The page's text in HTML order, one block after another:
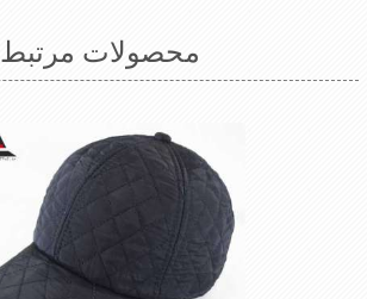
محصولات مرتبط